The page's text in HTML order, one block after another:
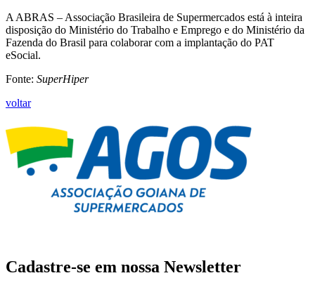
A ABRAS – Associação Brasileira de Supermercados está à inteira
disposição do Ministério do Trabalho e Emprego e do Ministério da
Fazenda do Brasil para colaborar com a implantação do PAT
eSocial.
Fonte: SuperHiper
voltar
Cadastre-se em nossa Newsletter